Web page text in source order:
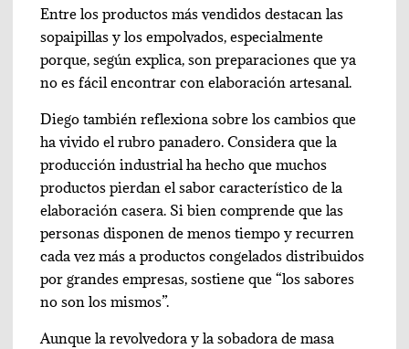
Entre los productos más vendidos destacan las
sopaipillas y los empolvados, especialmente
porque, según explica, son preparaciones que ya
no es fácil encontrar con elaboración artesanal.
Diego también reflexiona sobre los cambios que
ha vivido el rubro panadero. Considera que la
producción industrial ha hecho que muchos
productos pierdan el sabor característico de la
elaboración casera. Si bien comprende que las
personas disponen de menos tiempo y recurren
cada vez más a productos congelados distribuidos
por grandes empresas, sostiene que “los sabores
no son los mismos”.
Aunque la revolvedora y la sobadora de masa